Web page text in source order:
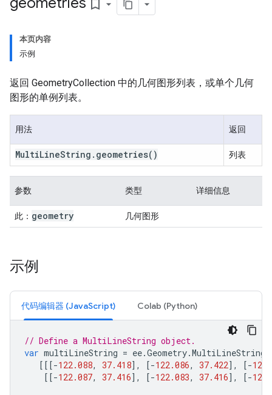
bookmark_border
本页内容
示例
返回 GeometryCollection 中的几何图形列表，或单个几何
图形的单例列表。
用法 返回
MultiLineString . geometries() 列表
参数 类型 详细信息
此： geometry 几何图形
示例
代码编辑器 (JavaScript) Colab (Python)
// Define a MultiLineString object.
var multiLineString = ee.Geometry.MultiLineString
[[[-122.088, 37.418], [-122.086, 37.422], [-
[[-122.087, 37.416], [-122.083, 37.416], [-